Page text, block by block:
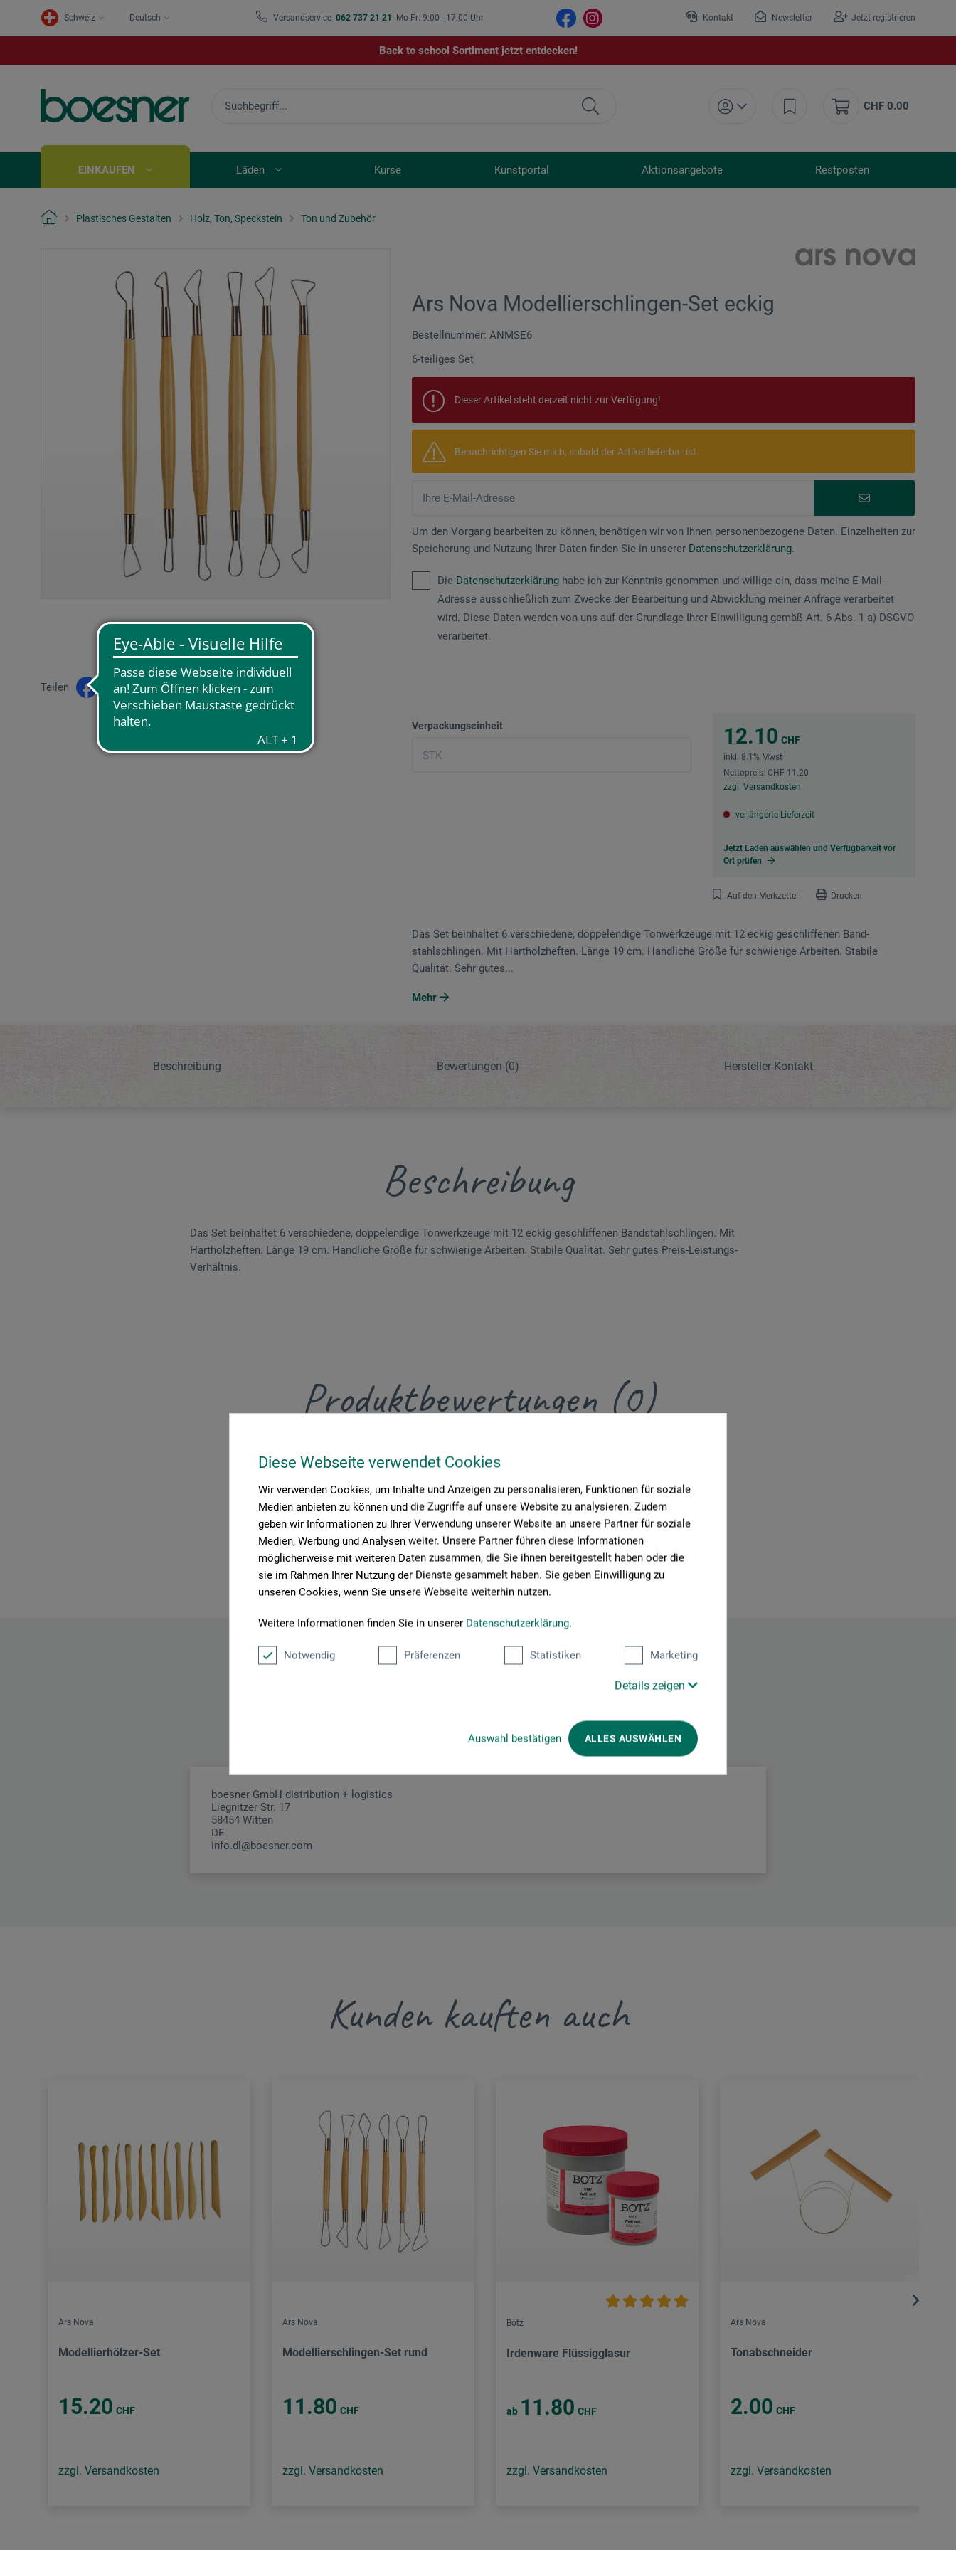
Diese Webseite verwendet Cookies
Wir verwenden Cookies, um Inhalte und Anzeigen zu personalisieren, Funktionen für soziale
Medien anbieten zu können und die Zugriffe auf unsere Website zu analysieren. Zudem
geben wir Informationen zu Ihrer Verwendung unserer Website an unsere Partner für soziale
Medien, Werbung und Analysen weiter. Unsere Partner führen diese Informationen
möglicherweise mit weiteren Daten zusammen, die Sie ihnen bereitgestellt haben oder die
sie im Rahmen Ihrer Nutzung der Dienste gesammelt haben. Sie geben Einwilligung zu
unseren Cookies, wenn Sie unsere Webseite weiterhin nutzen.
Weitere Informationen finden Sie in unserer Datenschutzerklärung.
Notwendig Präferenzen Statistiken Marketing
Details zeigen
Auswahl bestätigen ALLES AUSWÄHLEN
Schweiz Deutsch Versandservice 062 737 21 21 Mo-Fr: 9:00 - 17:00 Uhr Kontakt Newsletter Jetzt registrieren
Back to school Sortiment jetzt entdecken!
CHF 0.00
EINKAUFEN Läden Kurse Kunstportal Aktionsangebote Restposten
Plastisches Gestalten Holz, Ton, Speckstein Ton und Zubehör
Ars Nova Modellierschlingen-Set eckig
Bestellnummer: ANMSE6
6-teiliges Set
Dieser Artikel steht derzeit nicht zur Verfügung!
Benachrichtigen Sie mich, sobald der Artikel lieferbar ist.
Um den Vorgang bearbeiten zu können, benötigen wir von Ihnen personenbezogene Daten. Einzelheiten zur
Speicherung und Nutzung Ihrer Daten finden Sie in unserer Datenschutzerklärung.
Die Datenschutzerklärung habe ich zur Kenntnis genommen und willige ein, dass meine E-Mail-
Adresse ausschließlich zum Zwecke der Bearbeitung und Abwicklung meiner Anfrage verarbeitet
wird. Diese Daten werden von uns auf der Grundlage Ihrer Einwilligung gemäß Art. 6 Abs. 1 a) DSGVO
verarbeitet.
Verpackungseinheit 12.10 CHF
inkl. 8.1% Mwst
Nettopreis: CHF 11.20
zzgl. Versandkosten
verlängerte Lieferzeit
Jetzt Laden auswählen und Verfügbarkeit vor
Ort prüfen
Auf den Merkzettel Drucken
Teilen
Das Set beinhaltet 6 verschiedene, doppel­endige Tonwerkzeuge mit 12 eckig geschliffenen Band­
stahlschlingen. Mit Hartholzheften. Länge 19 cm. Handliche Größe für schwierige Arbeiten. ­Stabile
Qualität. Sehr gutes...
Mehr
Beschreibung Bewertungen (0) Hersteller-Kontakt
Beschreibung
Das Set beinhaltet 6 verschiedene, doppel­endige Tonwerkzeuge mit 12 eckig geschliffenen Band­stahlschlingen. Mit
Hartholzheften. Länge 19 cm. Handliche Größe für schwierige Arbeiten. ­Stabile Qualität. Sehr gutes Preis-Leistungs-
Verhältnis.
Produktbewertungen (0)
JETZT PRODUKT BEWERTEN
Hier finden Sie die Kontaktdaten des Herstellers zu diesem Produkt.
boesner GmbH distribution + logistics
Liegnitzer Str. 17
58454 Witten
DE
info.dl@boesner.com
Kunden kauften auch
Ars Nova
Modellierhölzer-Set
15.20 CHF
zzgl. Versandkosten
Ars Nova
Modellierschlingen-Set rund
11.80 CHF
zzgl. Versandkosten
Botz
Irdenware Flüssigglasur
ab 11.80 CHF
zzgl. Versandkosten
Ars Nova
Tonabschneider
2.00 CHF
zzgl. Versandkosten